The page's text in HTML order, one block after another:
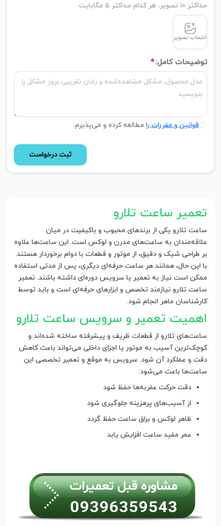
حداکثر ۱۰ تصویر، هر کدام حداکثر ۵ مگابایت
انتخاب تصویر
توضیحات کامل:*
قوانین و مقرراترا مطالعه کرده و می‌پذیرم.
ثبت درخواست
تعمیر ساعت تلارو
ساعت تلارو یکی از برندهای محبوب و باکیفیت در میان
علاقه‌مندان به ساعت‌های مدرن و لوکس است. این ساعت‌ها علاوه
بر طراحی شیک و دقیق، از موتور و قطعات با دوام برخوردار هستند.
با این حال، همانند هر ساعت حرفه‌ای دیگری، پس از مدتی استفاده
ممکن است نیاز به تعمیر یا سرویس دوره‌ای داشته باشند. تعمیر
ساعت تلارو نیازمند تخصص و ابزارهای حرفه‌ای است و باید توسط
کارشناسان ماهر انجام شود.
اهمیت تعمیر و سرویس ساعت تلارو
ساعت‌های تلارو از قطعات ظریف و پیشرفته ساخته شده‌اند و
کوچک‌ترین آسیب به موتور یا اجزای داخلی می‌تواند باعث کاهش
دقت و عملکرد آن شود. سرویس به موقع و تعمیر تخصصی این
ساعت‌ها باعث می‌شود:
دقت حرکت عقربه‌ها حفظ شود
از آسیب‌های پرهزینه جلوگیری شود
ظاهر لوکس و براق ساعت حفظ گردد
عمر مفید ساعت افزایش یابد